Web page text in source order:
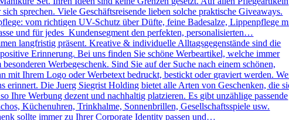
sprechen. Viele Geschäftsreisende lieben solche praktische Giveaways.
vom richtigen UV-Schutz über Düfte, feine Badesalze, Lippenpflege
und für jedes Kundensegment den perfekten, personalisierten…
langfristig präsent. Kreative & individuelle Alltagsgegenstände sind die
Erinnerung. Bei uns finden Sie schöne Werbeartikel, welche immer
Werbegeschenk. Sind Sie auf der Suche nach einem schönen,
mit Ihrem Logo oder Werbetext bedruckt, bestickt oder graviert werden.
Die Juerg Siegrist Holding bietet alle Arten von Geschenken, die
Ihre Werbung dezent und nachhaltig platzieren. Es gibt unzählige passende
Küchenuhren, Trinkhalme, Sonnenbrillen, Gesellschaftsspiele usw.
sollte immer zu Ihrer Corporate Identity passen und…